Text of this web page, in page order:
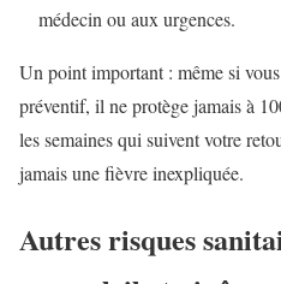
médecin ou aux urgences.
Un point important : même si
préventif, il ne protège jamais à
les semaines qui suivent votre
jamais une fièvre inexpliquée.
Autres risques